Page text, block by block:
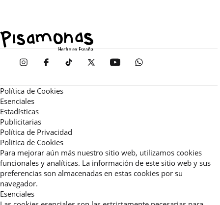
Política de Cookies
Esenciales
Estadísticas
Publicitarias
Política de Privacidad
Política de Cookies
Para mejorar aún más nuestro sitio web, utilizamos cookies
funcionales y analíticas. La información de este sitio web y sus
preferencias son almacenadas en estas cookies por su
navegador.
Esenciales